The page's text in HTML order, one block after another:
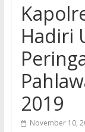
Hadiri
2019
November 10,